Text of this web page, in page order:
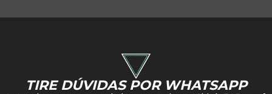
TIRE DÚVIDAS POR WHATSAPP